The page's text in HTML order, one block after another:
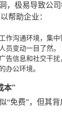
，极易导致公司
帮助企业：
作沟通环境，集中
员变动一目了然。
告信息和社交干
办公环境。
本”
“免费”，但其